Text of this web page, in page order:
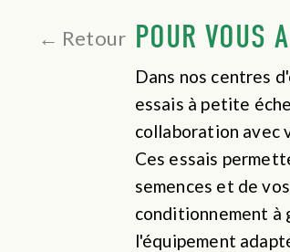
← Retour POUR VOUS
Dans nos centres
essais à petite
collaboration avec
Ces essais
semences et de
conditionnement à
l'équipement